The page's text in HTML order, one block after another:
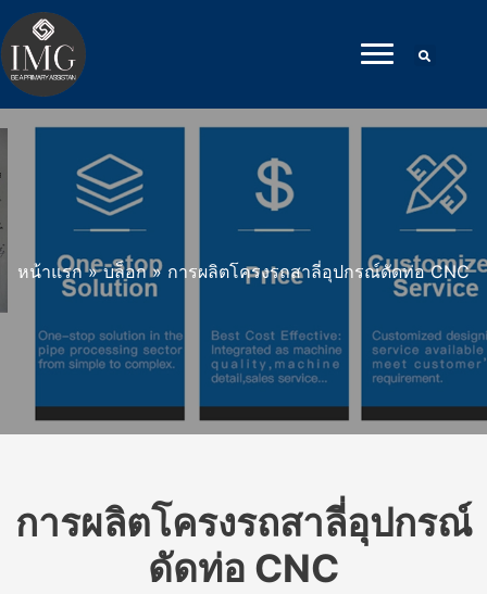
ข้าม
ไป
ที่
เนื้อหา
หน้าแรก » บล็อก » การผลิตโครงรถสาลี่อุปกรณ์ดัดท่อ CNC
การผลิตโครงรถสาลี่อุปกรณ์
ดัดท่อ CNC